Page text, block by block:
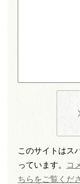
このサイトはス
っています。
コ
ちらをご覧くだ